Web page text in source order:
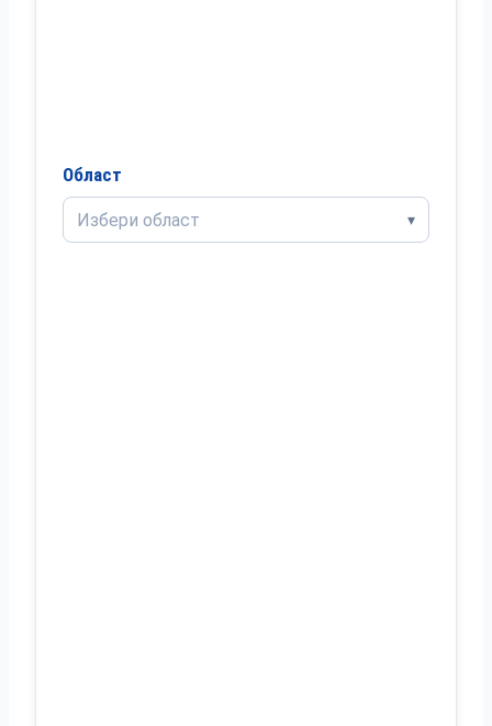
Област
Избери област